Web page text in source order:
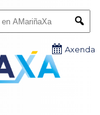
Axenda